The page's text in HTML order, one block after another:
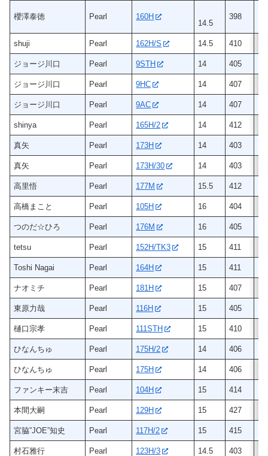
櫻澤泰徳 Pearl 160H
14.5
398
shuji Pearl 162H/S 14.5 410
ジョージ川口 Pearl 9STH 14 405
ジョージ川口 Pearl 9HC 14 407
ジョージ川口 Pearl 9AC 14 407
shinya Pearl 165H/2 14 412
真矢 Pearl 173H 14 403
真矢 Pearl 173H/30 14 403
高里悟 Pearl 177M 15.5 412
高橋まこと Pearl 105H 16 404
つのだ☆ひろ Pearl 176M 16 405
tetsu Pearl 152H/TK3 15 411
Toshi Nagai Pearl 164H 15 411
ナオミチ Pearl 181H 15 407
東原力哉 Pearl 116H 15 405
樋口宗孝 Pearl 111STH 15 410
ひなんちゅ Pearl 175H/2 14 406
ひなんちゅ Pearl 175H 14 406
ファンキー末吉 Pearl 104H 15 414
本間大嗣 Pearl 129H 15 427
宮脇”JOE”知史 Pearl 117H/2 15 415
村石雅行 Pearl 123H/3 14.5 403